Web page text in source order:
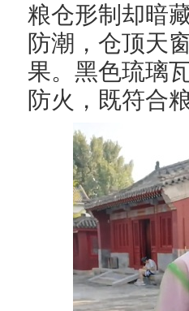
粮仓形制却暗
防潮，仓顶天
果。黑色琉璃
防火，既符合